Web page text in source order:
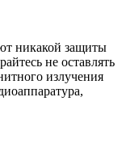
никакой защиты
не оставлять
излучения